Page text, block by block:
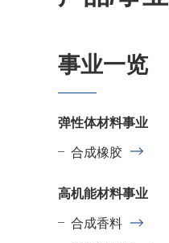
事业一览
弹性体材料事业
合成橡胶
高机能材料事业
合成香料